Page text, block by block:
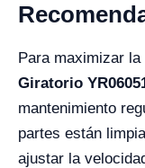
Para maximizar
Giratorio
mantenimiento
partes están
ajustar la